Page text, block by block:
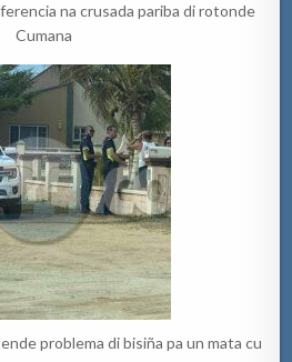
na crusada pariba di rotonde
Cumana
problema di bisiña pa un mata cu